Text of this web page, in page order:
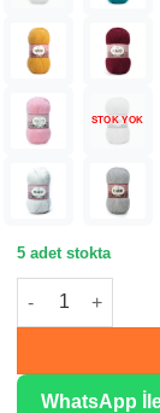
STOK YOK
5 adet stokta
Nako Angora
WhatsApp